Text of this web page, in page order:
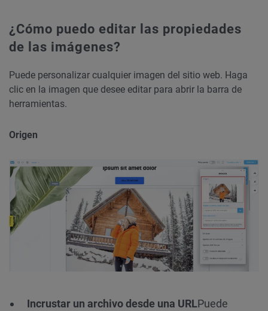
¿Cómo puedo editar las propiedades
de las imágenes?
Puede personalizar cualquier imagen del sitio web. Haga
clic en la imagen que desee editar para abrir la barra de
herramientas.
Origen
Incrustar un archivo desde una URLPuede